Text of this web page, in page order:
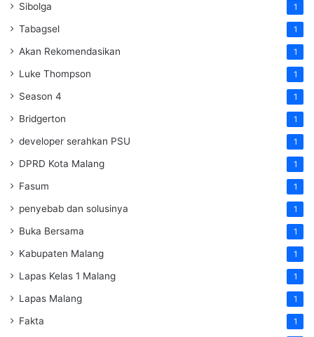
Sibolga 1
Tabagsel 1
Akan Rekomendasikan 1
Luke Thompson 1
Season 4 1
Bridgerton 1
developer serahkan PSU 1
DPRD Kota Malang 1
Fasum 1
penyebab dan solusinya 1
Buka Bersama 1
Kabupaten Malang 1
Lapas Kelas 1 Malang 1
Lapas Malang 1
Fakta 1